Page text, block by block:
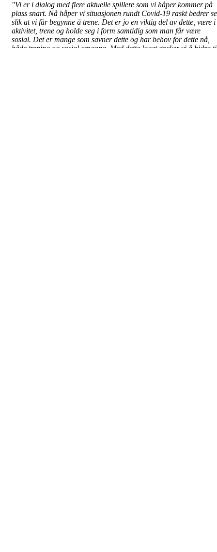
"Vi er i dialog med flere aktuelle spillere som vi håper kommer på
plass snart. Nå håper vi situasjonen rundt Covid-19 raskt bedrer
slik at vi får begynne å trene. Det er jo en viktig del av dette, være i
aktivitet, trene og holde seg i form samtidig som man får være
sosial. Det er mange som savner dette og har behov for dette nå,
både trening og sosial omgang. Med dette laget ønsker vi å bidra